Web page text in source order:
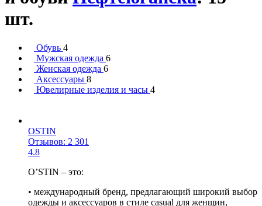
шт.
Обувь 4
Мужская одежда 6
Женская одежда 6
Аксессуары 8
Ювелирные изделия и часы 4
OSTIN
Отзывов: 2 301
4.8
O’STIN – это:
• международный бренд, предлагающий широкий выбор
одежды и аксессуаров в стиле casual для женщин,